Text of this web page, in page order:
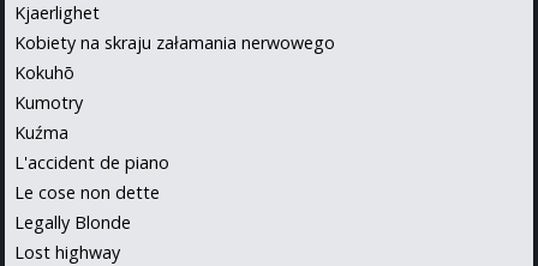
Kjaerlighet
Kobiety na skraju załamania nerwowego
Kokuhō
Kumotry
Kuźma
L'accident de piano
Le cose non dette
Legally Blonde
Lost highway